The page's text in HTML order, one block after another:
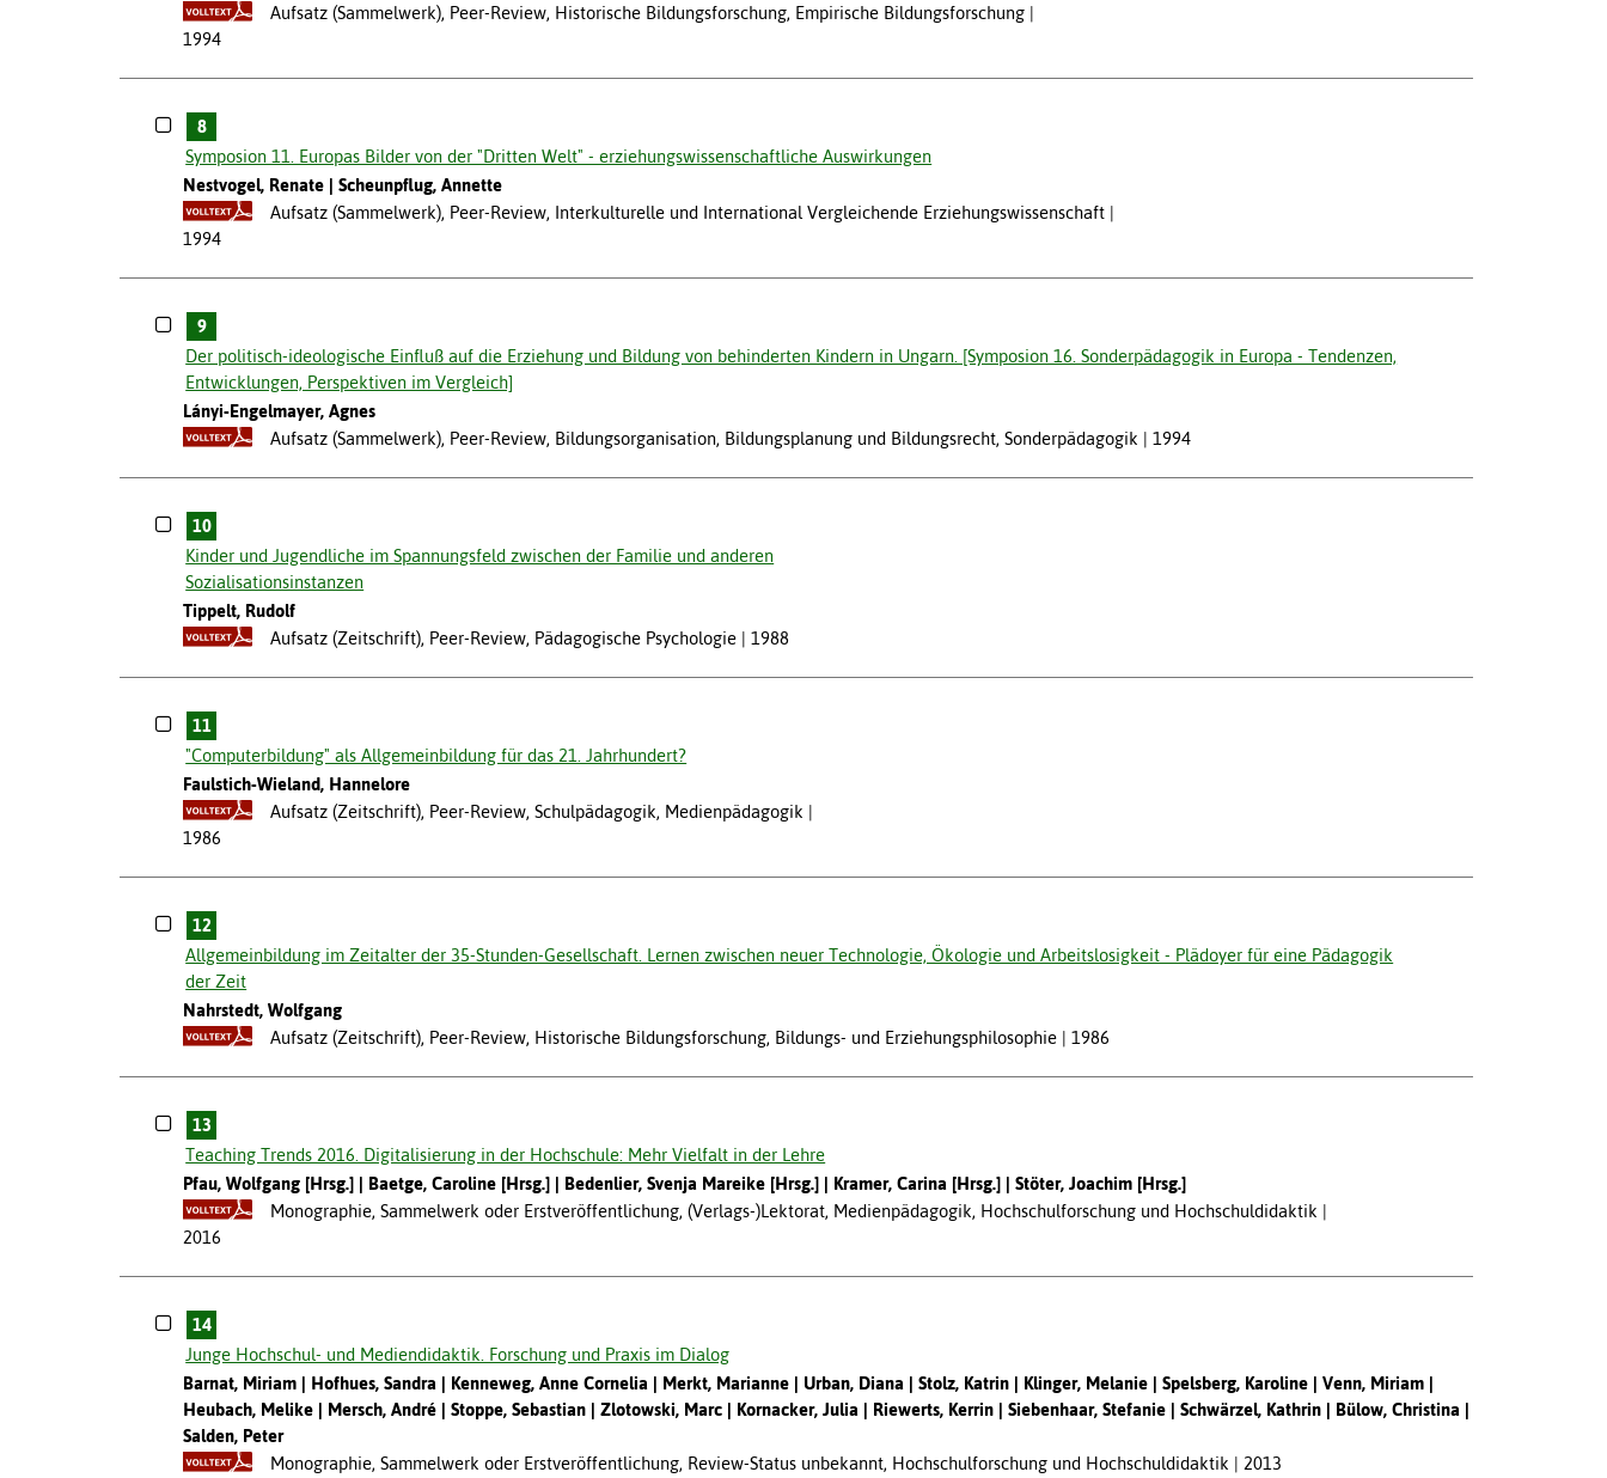
Aufsatz (Sammelwerk), Peer-Review, Historische Bildungsforschung, Empirische Bildungsforschung
1994
8
Symposion 11. Europas Bilder von der "Dritten Welt" - erziehungswissenschaftliche Auswirkungen
Nestvogel, Renate
Scheunpflug, Annette
Aufsatz (Sammelwerk), Peer-Review, Interkulturelle und International Vergleichende Erziehungswissenschaft
1994
9
Der politisch-ideologische Einfluß auf die Erziehung und Bildung von behinderten Kindern in Ungarn. [Symposion 16. Sonderpädagogik in Europa - Tendenzen,
Entwicklungen, Perspektiven im Vergleich]
Lányi-Engelmayer, Agnes
Aufsatz (Sammelwerk), Peer-Review, Bildungsorganisation, Bildungsplanung und Bildungsrecht, Sonderpädagogik
1994
10
Kinder und Jugendliche im Spannungsfeld zwischen der Familie und anderen
Sozialisationsinstanzen
Tippelt, Rudolf
Aufsatz (Zeitschrift), Peer-Review, Pädagogische Psychologie
1988
11
"Computerbildung" als Allgemeinbildung für das 21. Jahrhundert?
Faulstich-Wieland, Hannelore
Aufsatz (Zeitschrift), Peer-Review, Schulpädagogik, Medienpädagogik
1986
12
Allgemeinbildung im Zeitalter der 35-Stunden-Gesellschaft. Lernen zwischen neuer Technologie, Ökologie und Arbeitslosigkeit - Plädoyer für eine Pädagogik
der Zeit
Nahrstedt, Wolfgang
Aufsatz (Zeitschrift), Peer-Review, Historische Bildungsforschung, Bildungs- und Erziehungsphilosophie
1986
13
Teaching Trends 2016. Digitalisierung in der Hochschule: Mehr Vielfalt in der Lehre
Pfau, Wolfgang [Hrsg.]
Baetge, Caroline [Hrsg.] Bedenlier, Svenja Mareike [Hrsg.] Kramer, Carina [Hrsg.]
Stöter, Joachim [Hrsg.]
Monographie, Sammelwerk oder Erstveröffentlichung, (Verlags-)Lektorat, Medienpädagogik, Hochschulforschung und Hochschuldidaktik
2016
14
Junge Hochschul- und Mediendidaktik. Forschung und Praxis im Dialog
Barnat, Miriam
Hofhues, Sandra Kenneweg, Anne Cornelia Merkt, Marianne Urban, Diana Stolz, Katrin Klinger, Melanie Spelsberg, Karoline
Venn, Miriam
Heubach, Melike
Mersch, André Stoppe, Sebastian Zlotowski, Marc Kornacker, Julia Riewerts, Kerrin Siebenhaar, Stefanie Schwärzel, Kathrin
Bülow, Christina
Salden, Peter
Monographie, Sammelwerk oder Erstveröffentlichung, Review-Status unbekannt, Hochschulforschung und Hochschuldidaktik
2013